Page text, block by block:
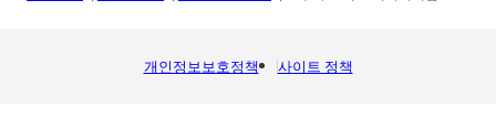
개인정보보호정책 사이트 정책